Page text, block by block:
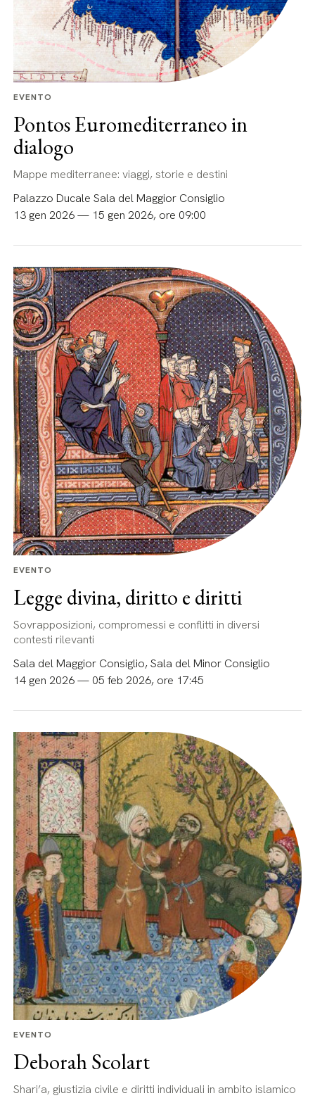
EVENTO
Pontos Euromediterraneo in
dialogo
Mappe mediterranee: viaggi, storie e destini
Palazzo Ducale Sala del Maggior Consiglio
13 gen 2026 — 15 gen 2026, ore 09:00
EVENTO
Legge divina, diritto e diritti
Sovrapposizioni, compromessi e conflitti in diversi
contesti rilevanti
Sala del Maggior Consiglio, Sala del Minor Consiglio
14 gen 2026 — 05 feb 2026, ore 17:45
EVENTO
Deborah Scolart
Shari’a, giustizia civile e diritti individuali in ambito islamico